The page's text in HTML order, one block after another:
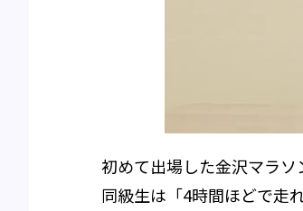
初めて出場した金沢マラソ
同級生は「4時間ほどで走